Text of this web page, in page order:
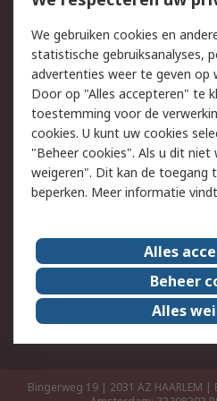
Track & Trace
Wettelijk
Cookiebeleid
Privacybeleid
Algemene
verkoopvoorwaarden
Over RS
RS Group
RS wereldwijd
ESG
Bingerweg 19 | 2031 AZ HAARLEM |
We gebruiken cookies en
statistische gebruiksanalyses,
advertenties weer te geven op
Door op "Alles accepteren" te
toestemming voor de
cookies. U kunt uw cookies
"Beheer cookies". Als u dit niet
weigeren". Dit kan de toegang
beperken. Meer informatie
Alles
Beheer
Alles